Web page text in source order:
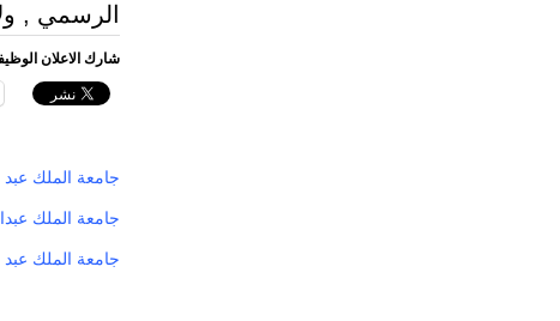
الرسمي ,
شارك الاعلان
جامعة الملك عبد
جامعة الملك
جامعة الملك عبد